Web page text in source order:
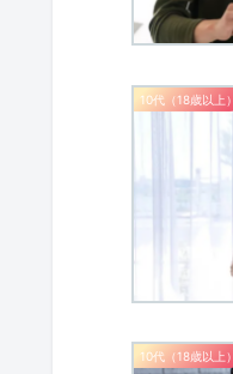
10代（18歳以上）
10代（18歳以上）